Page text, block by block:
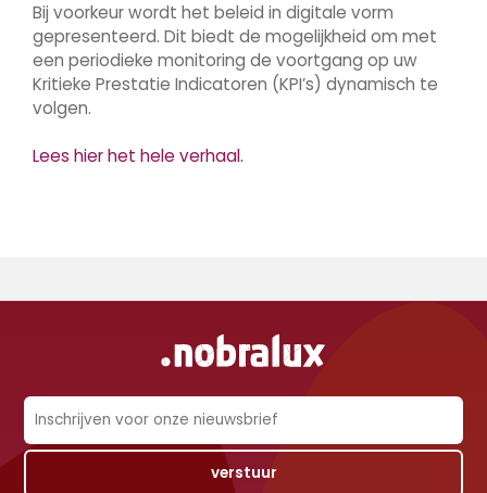
Bij voorkeur wordt het beleid in digitale vorm
gepresenteerd. Dit biedt de mogelijkheid om met
een periodieke monitoring de voortgang op uw
Kritieke Prestatie Indicatoren (KPI’s) dynamisch te
volgen.
Lees hier het hele verhaal.